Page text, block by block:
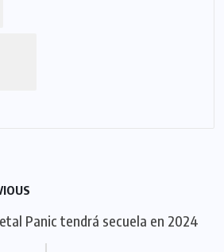
Panic tendrá secuela en 2024